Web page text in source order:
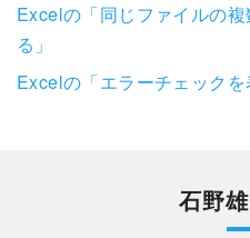
Excelの「同じファイルの
る」
Excelの「エラーチェックを
石野